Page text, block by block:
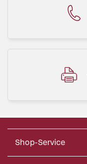
Shop-Service